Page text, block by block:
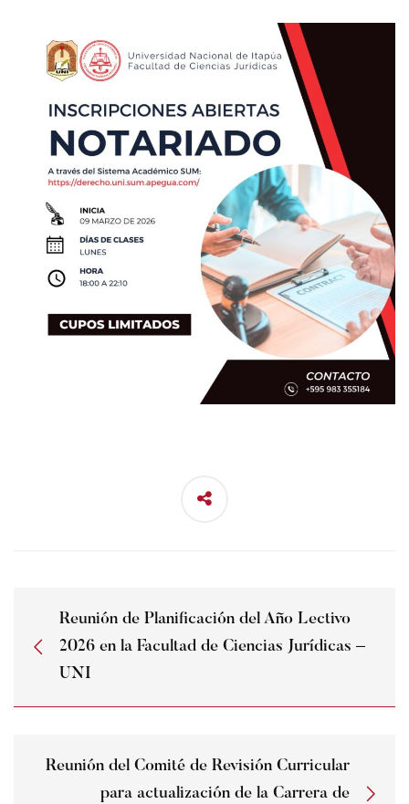
Reunión de Planificación del Año Lectivo
2026 en la Facultad de Ciencias Jurídicas –
UNI
Reunión del Comité de Revisión Curricular
para actualización de la Carrera de